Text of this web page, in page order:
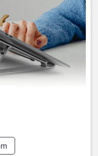
tỉ mỉ đến từng đường
Bên cạnh đó, sản